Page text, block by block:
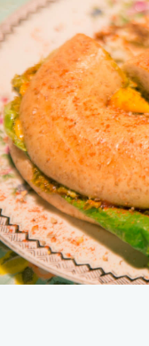
灯台もと暮ら
お問い合わせ
利用規約
個人情報保護